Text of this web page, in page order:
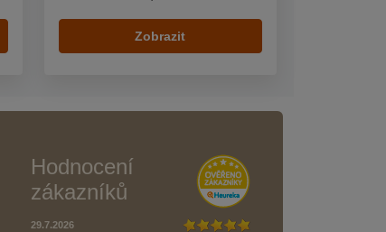
Zobrazit
Hodnocení
zákazníků
29.7.2026